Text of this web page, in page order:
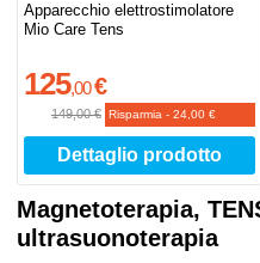
Apparecchio elettrostimolatore
Mio Care Tens
125,00€
149,00 € Risparmia -24,00 €
Dettaglio prodotto
Magnetoterapia,
ultrasuonoterapia